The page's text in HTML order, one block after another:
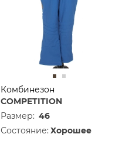
Комбинезон
COMPETITION
Размер: 46
Состояние: Хорошее